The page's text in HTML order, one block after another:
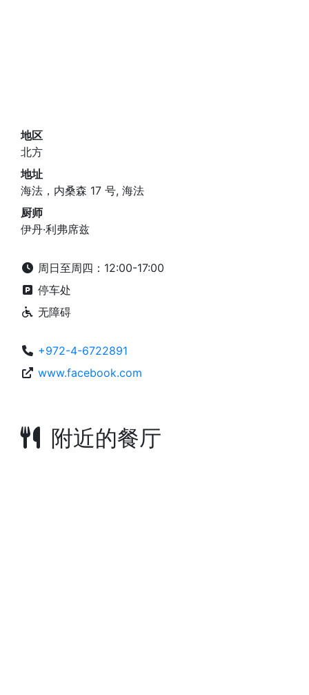
地区
北方
地址
海法，内桑森 17 号, 海法
厨师
伊丹·利弗席兹
周日至周四：12:00-17:00
停车处
无障碍
+972-4-6722891
www.facebook.com
附近的餐厅